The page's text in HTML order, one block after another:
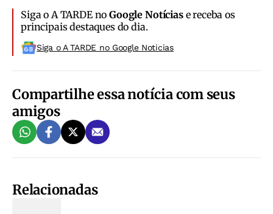
Siga o A TARDE noGoogle Notíciase receba os
principais destaques do dia.
Siga o A TARDE no Google Noticias
Compartilhe essa notícia com seus
amigos
Relacionadas